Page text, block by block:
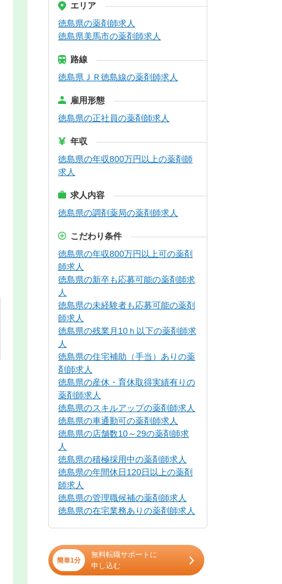
エリア
徳島県の薬剤師求人
徳島県美馬市の薬剤師求人
路線
徳島県ＪＲ徳島線の薬剤師求人
雇用形態
徳島県の正社員の薬剤師求人
年収
徳島県の年収800万円以上の薬剤師
求人
求人内容
徳島県の調剤薬局の薬剤師求人
こだわり条件
徳島県の年収800万円以上可の薬剤
師求人
徳島県の新卒も応募可能の薬剤師求
人
徳島県の未経験者も応募可能の薬剤
師求人
徳島県の残業月10ｈ以下の薬剤師求
人
徳島県の住宅補助（手当）ありの薬
剤師求人
徳島県の産休・育休取得実績有りの
薬剤師求人
徳島県のスキルアップの薬剤師求人
徳島県の車通勤可の薬剤師求人
徳島県の店舗数10～29の薬剤師求
人
徳島県の積極採用中の薬剤師求人
徳島県の年間休日120日以上の薬剤
師求人
徳島県の管理職候補の薬剤師求人
徳島県の在宅業務ありの薬剤師求人
簡単1分
無料転職サポートに
申し込む